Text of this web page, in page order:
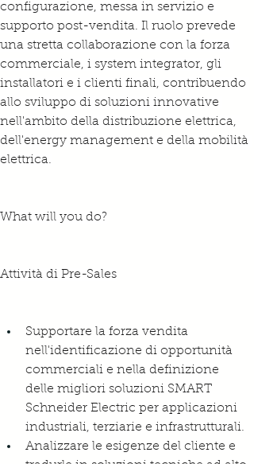
configurazione, messa in servizio e
supporto post-vendita. Il ruolo prevede
una stretta collaborazione con la forza
commerciale, i system integrator, gli
installatori e i clienti finali, contribuendo
allo sviluppo di soluzioni innovative
nell'ambito della distribuzione elettrica,
dell'energy management e della mobilità
elettrica.
What will you do?
Attività di Pre-Sales
Supportare la forza vendita
nell'identificazione di opportunità
commerciali e nella definizione
delle migliori soluzioni SMART
Schneider Electric per applicazioni
industriali, terziarie e infrastrutturali.
Analizzare le esigenze del cliente e